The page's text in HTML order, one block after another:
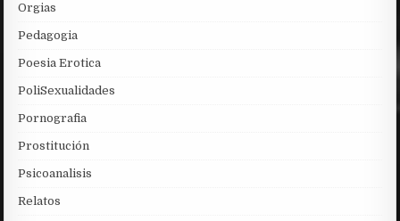
Orgias
Pedagogia
Poesia Erotica
PoliSexualidades
Pornografia
Prostitución
Psicoanalisis
Relatos